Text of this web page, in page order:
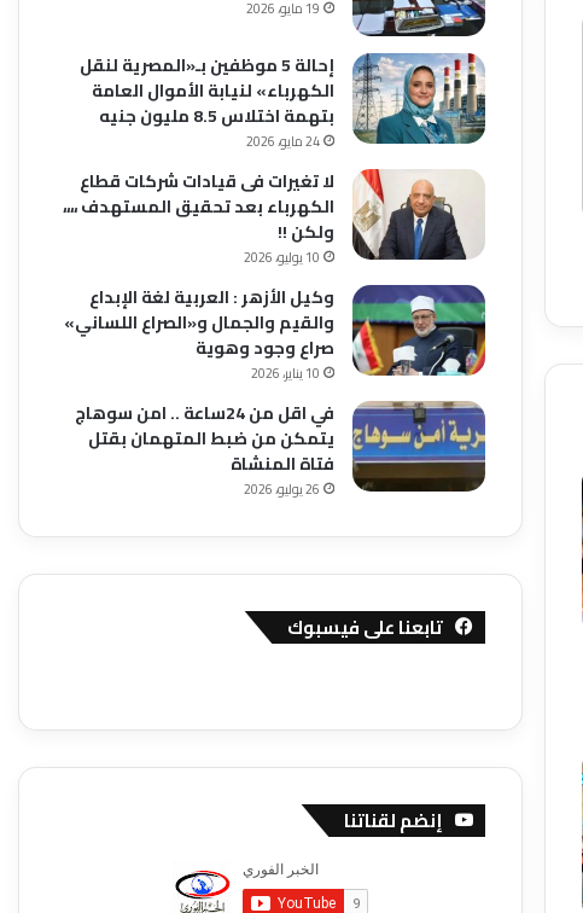
19 مايو، 2026
إحالة 5 موظفين بـ«المصرية لنقل
الكهرباء» لنيابة الأموال العامة
بتهمة اختلاس 8.5 مليون جنيه
24 مايو، 2026
لا تغيرات فى قيادات شركات قطاع
الكهرباء بعد تحقيق المستهدف ،،،،
ولكن !!
10 يوليو، 2026
وكيل الأزهر : العربية لغة الإبداع
والقيم والجمال و«الصراع اللساني»
صراع وجود وهوية
10 يناير، 2026
في اقل من 24ساعة .. امن سوهاج
يتمكن من ضبط المتهمان بقتل
فتاة المنشاة
26 يوليو، 2026
تابعنا على فيسبوك
إنضم لقناتنا